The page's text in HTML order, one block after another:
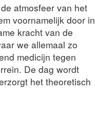
atmosfeer van het
voornamelijk door in
kracht van de
we allemaal zo
medicijn tegen
De dag wordt
het theoretisch